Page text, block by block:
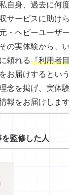
自身、過去に何
収サービスに助け
元・ヘビーユーザー
その実体験から、
に頼れる『利用者
をお届けするという
念を掲げ、実体
報をお届けします
を監修した人